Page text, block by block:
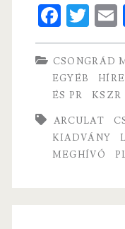
Fa
ce
b
o
o
k
T
w
itt
er l
CSONGRÁD
EGYÉB
ÉS PR
KSZR
ARCULAT
KIADVÁNY
MEGHÍVÓ